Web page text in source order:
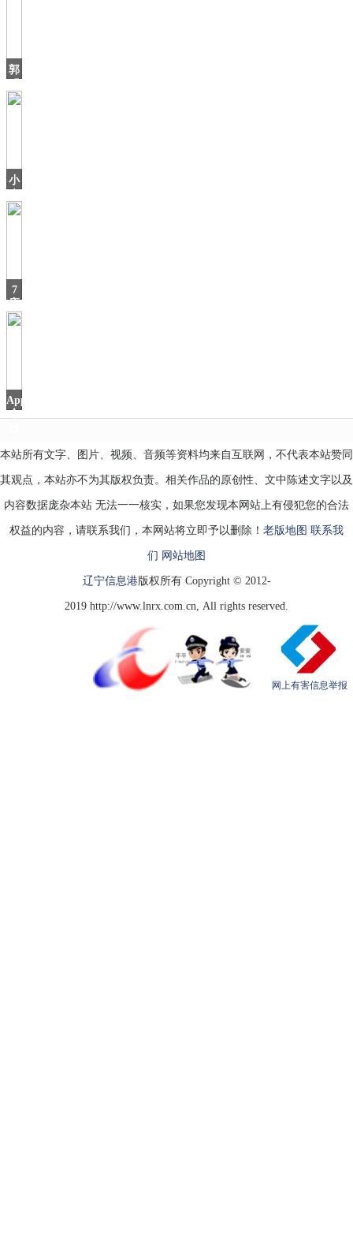
郭
錤：
入
苹
小
年
多
款
7
座
SUV
AppStore
今
本站所有文字、图片、视频、音频等资料均来自互联网，不代表本站赞同
其观点，本站亦不为其版权负责。相关作品的原创性、文中陈述文字以及
内容数据庞杂本站 无法一一核实，如果您发现本网站上有侵犯您的合法
权益的内容，请联系我们，本网站将立即予以删除！ 老版地图 联系我
们 网站地图
辽宁信息港版权所有 Copyright © 2012-
2019 http://www.lnrx.com.cn, All rights reserved.
网上有害信息举报